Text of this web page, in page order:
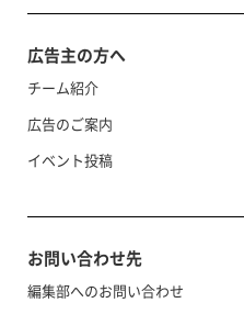
広告主の方へ
チーム紹介
広告のご案内
イベント投稿
お問い合わせ先
編集部へのお問い合わせ